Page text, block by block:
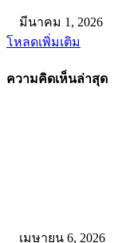
มีนาคม 1, 2026
โหลดเพิ่มเติม
ความคิดเห็นล่าสุด
เมษายน 6, 2026